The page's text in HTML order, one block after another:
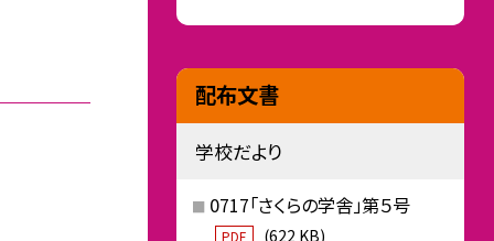
配布文書
学校だより
0717「さくらの学舎」第５号
PDF (622 KB)